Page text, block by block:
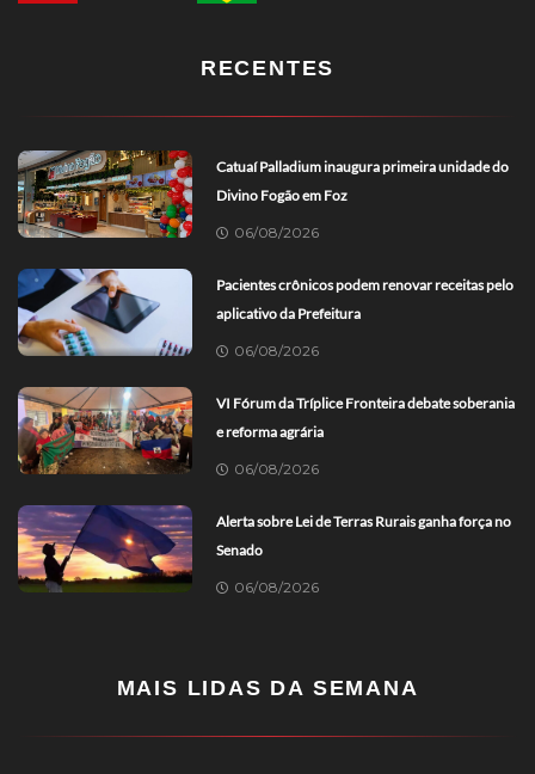
RECENTES
Catuaí Palladium inaugura primeira unidade do
Divino Fogão em Foz
06/08/2026
Pacientes crônicos podem renovar receitas pelo
aplicativo da Prefeitura
06/08/2026
VI Fórum da Tríplice Fronteira debate soberania
e reforma agrária
06/08/2026
Alerta sobre Lei de Terras Rurais ganha força no
Senado
06/08/2026
MAIS LIDAS DA SEMANA